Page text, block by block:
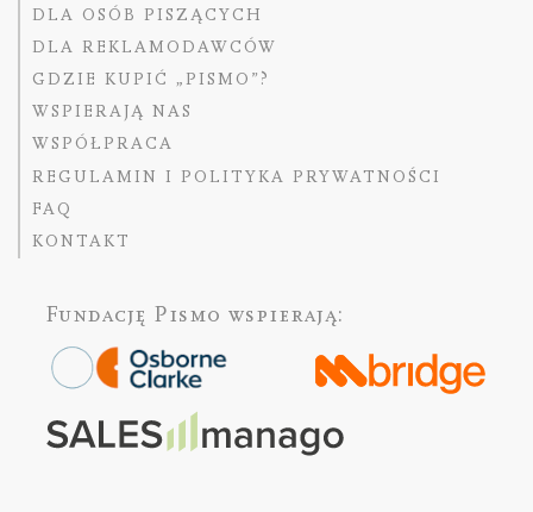
DLA OSÓB PISZĄCYCH
DLA REKLAMODAWCÓW
GDZIE KUPIĆ „PISMO”?
WSPIERAJĄ NAS
WSPÓŁPRACA
REGULAMIN I POLITYKA PRYWATNOŚCI
FAQ
KONTAKT
Fundację Pismo wspierają: